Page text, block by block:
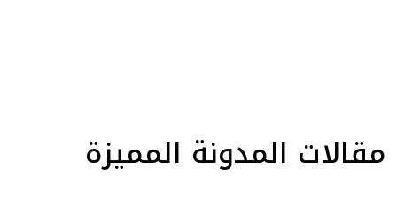
مقالات المدونة المميزة